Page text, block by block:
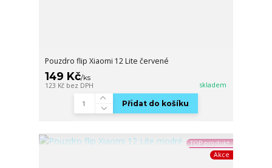
Pouzdro flip Xiaomi 12 Lite červené
149 Kč/ks
123 Kč bez DPH skladem
Přidat do košíku
TOP produkt
Akce